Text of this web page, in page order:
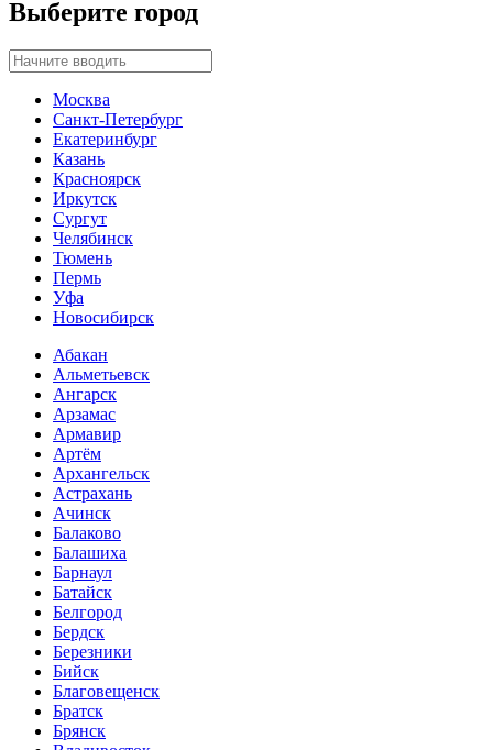
Выберите город
Москва
Санкт-Петербург
Екатеринбург
Казань
Красноярск
Иркутск
Сургут
Челябинск
Тюмень
Пермь
Уфа
Новосибирск
Абакан
Альметьевск
Ангарск
Арзамас
Армавир
Артём
Архангельск
Астрахань
Ачинск
Балаково
Балашиха
Барнаул
Батайск
Белгород
Бердск
Березники
Бийск
Благовещенск
Братск
Брянск